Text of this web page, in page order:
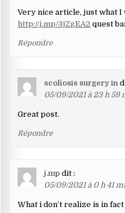
Very nice article, just what
http://j.mp/3jZgEA2 quest
Répondre
scoliosis surgery in
05/09/2021 à 23 h 59
Great post.
Répondre
j.mp dit :
05/09/2021 à 0 h 41
What i don’t realize is in